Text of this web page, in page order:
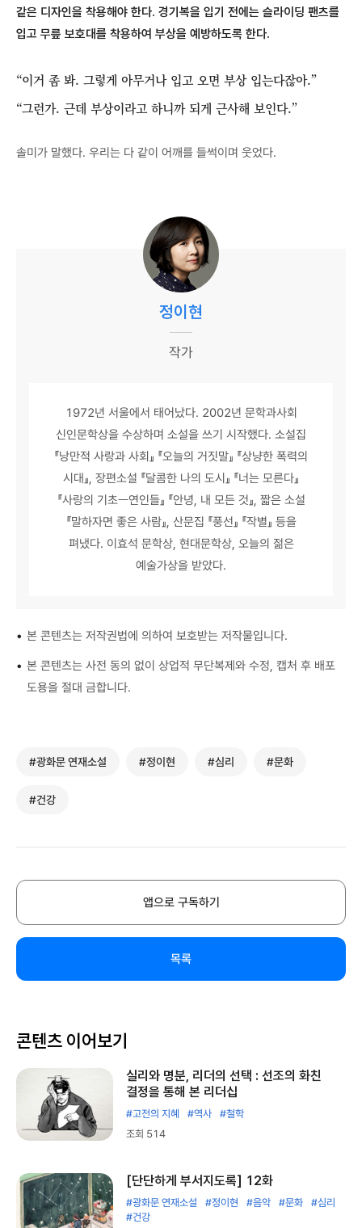
같은 디자인을 착용해야 한다. 경기복을 입기 전에는 슬라이딩 팬츠를
입고 무릎 보호대를 착용하여 부상을 예방하도록 한다.
“이거 좀 봐. 그렇게 아무거나 입고 오면 부상 입는다잖아.”
“그런가. 근데 부상이라고 하니까 되게 근사해 보인다.”
솔미가 말했다. 우리는 다 같이 어깨를 들썩이며 웃었다.
정이현
작가
1972년 서울에서 태어났다. 2002년 문학과사회
신인문학상을 수상하며 소설을 쓰기 시작했다. 소설집
『낭만적 사랑과 사회』 『오늘의 거짓말』 『상냥한 폭력의
시대』, 장편소설 『달콤한 나의 도시』 『너는 모른다』
『사랑의 기초ㅡ연인들』 『안녕, 내 모든 것』, 짧은 소설
『말하자면 좋은 사람』, 산문집 『풍선』 『작별』 등을
펴냈다. 이효석 문학상, 현대문학상, 오늘의 젊은
예술가상을 받았다.
• 본 콘텐츠는 저작권법에 의하여 보호받는 저작물입니다.
• 본 콘텐츠는 사전 동의 없이 상업적 무단복제와 수정, 캡처 후 배포
도용을 절대 금합니다.
#광화문 연재소설 #정이현 #심리 #문화
#건강
앱으로 구독하기
목록
콘텐츠 이어보기
실리와 명분, 리더의 선택 : 선조의 화친
결정을 통해 본 리더십
#고전의 지혜 #역사
#철학
조회 514
[단단하게 부서지도록] 12화
#광화문 연재소설 #정이현 #음악 #문화
#심리
#건강